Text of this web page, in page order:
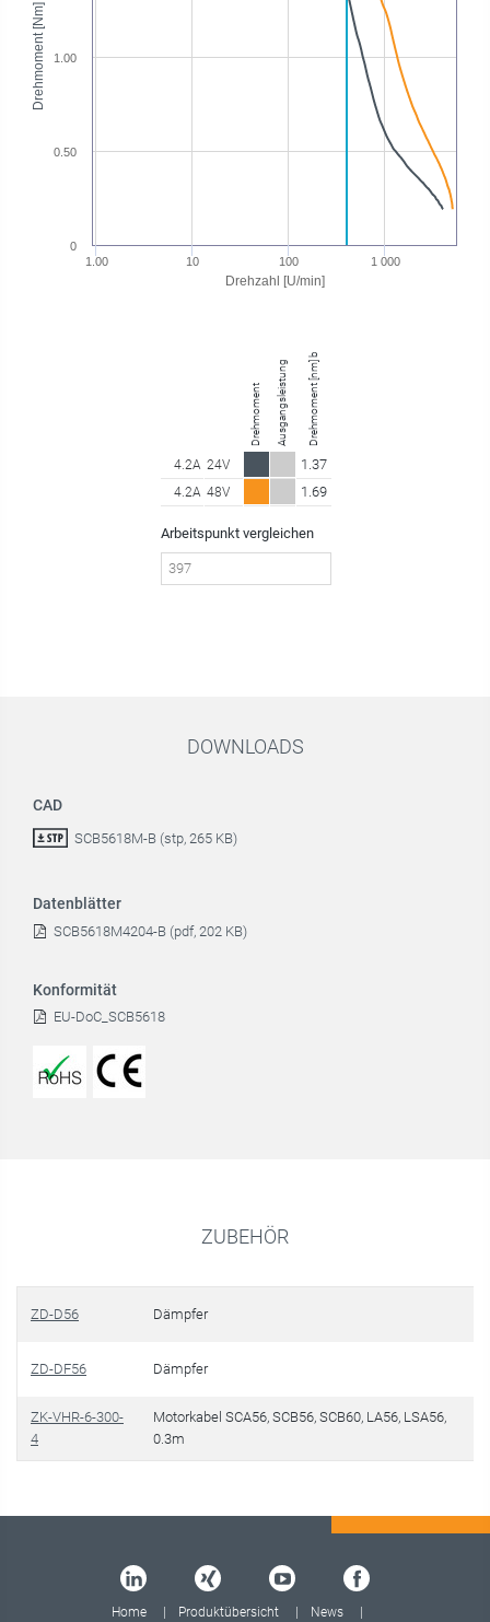
Drehzahl [U/min]
Drehmoment [Nm]
1.00 10 100 1 000
0
0.50
1.00
Drehmoment Ausgangsleistung Drehmoment [nm] bei 397.00 U/min
4.2A 24V 1.37
4.2A 48V 1.69
Arbeitspunkt vergleichen
DOWNLOADS
CAD
SCB5618M-B (stp, 265 KB)
Datenblätter
SCB5618M4204-B (pdf, 202 KB)
Konformität
EU-DoC_SCB5618
ZUBEHÖR
ZD-D56 Dämpfer
ZD-DF56 Dämpfer
ZK-VHR-6-300-
4
Motorkabel SCA56, SCB56, SCB60, LA56, LSA56,
0.3m
Home Produktübersicht News